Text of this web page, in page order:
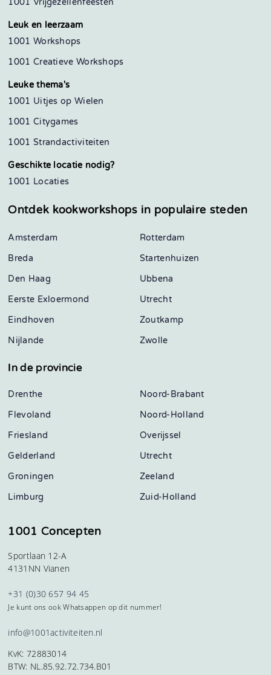
Leuk en leerzaam
1001 Workshops
1001 Creatieve Workshops
Leuke thema's
1001 Uitjes op Wielen
1001 Citygames
1001 Strandactiviteiten
Geschikte locatie nodig?
1001 Locaties
Ontdek kookworkshops in populaire steden
Amsterdam
Breda
Den Haag
Eerste Exloermond
Eindhoven
Nijlande
Rotterdam
Startenhuizen
Ubbena
Utrecht
Zoutkamp
Zwolle
In de provincie
Drenthe
Flevoland
Friesland
Gelderland
Groningen
Limburg
Noord-Brabant
Noord-Holland
Overijssel
Utrecht
Zeeland
Zuid-Holland
1001 Concepten
Sportlaan 12-A
4131NN Vianen
+31 (0)30 657 94 45
Je kunt ons ook Whatsappen op dit nummer!
info@1001activiteiten.nl
KvK: 72883014
BTW: NL.85.92.72.734.B01